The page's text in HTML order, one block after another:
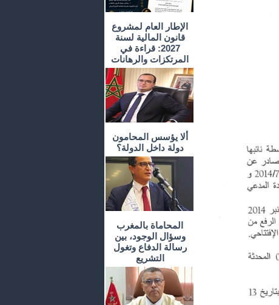
الإطار العام لمشروع
قانون المالية لسنة
2027: قراءة في
المرتكزات والرهانات
ألا يؤسس المحامون
دولة داخل الدولة؟
المحاماة بالمغرب
وسؤال الوجود، بين
رسالة الدفاع وتغول
التشريع